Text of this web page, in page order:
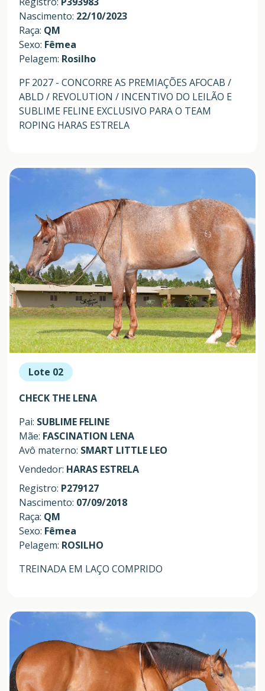
Nascimento: 22/10/2023
Raça: QM
Sexo: Fêmea
Pelagem: Rosilho
PF 2027 - CONCORRE AS PREMIAÇÕES AFOCAB /
ABLD / REVOLUTION / INCENTIVO DO LEILÃO E
SUBLIME FELINE EXCLUSIVO PARA O TEAM
ROPING HARAS ESTRELA
Lote 02
CHECK THE LENA
Pai: SUBLIME FELINE
Mãe: FASCINATION LENA
Avô materno: SMART LITTLE LEO
Vendedor: HARAS ESTRELA
Registro: P279127
Nascimento: 07/09/2018
Raça: QM
Sexo: Fêmea
Pelagem: ROSILHO
TREINADA EM LAÇO COMPRIDO